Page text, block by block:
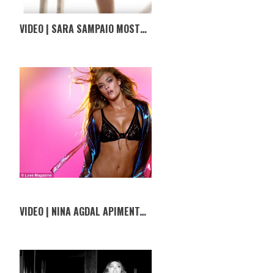
VIDEO | SARA SAMPAIO MOSTRA-NOS MOVES DE KARATÉ EM LINGERIE
VIDEO | NINA AGDAL APIMENTA 2017